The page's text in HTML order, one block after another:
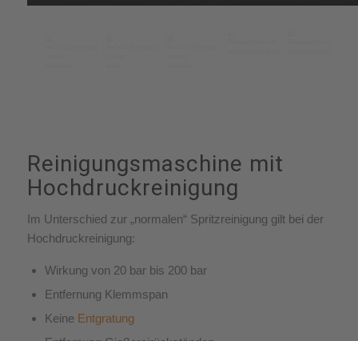
Reinigungsmaschine mit
Hochdruckreinigung
Im Unterschied zur „normalen“ Spritzreinigung gilt bei der
Hochdruckreinigung:
Wirkung von 20 bar bis 200 bar
Entfernung Klemmspan
Keine Entgratung